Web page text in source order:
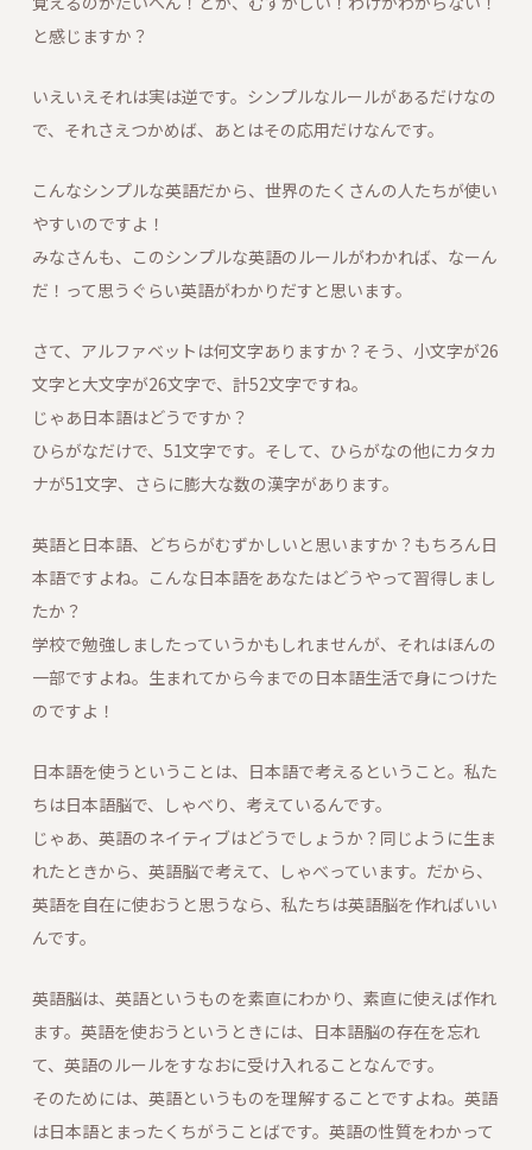
と感じますか？
いえいえそれは実は逆です。シンプルなルールがあるだけなの
で、それさえつかめば、あとはその応用だけなんです。
こんなシンプルな英語だから、世界のたくさんの人たちが使い
やすいのですよ！
みなさんも、このシンプルな英語のルールがわかれば、なーん
だ！って思うぐらい英語がわかりだすと思います。
さて、アルファベットは何文字ありますか？そう、小文字が26
文字と大文字が26文字で、計52文字ですね。
じゃあ日本語はどうですか？
ひらがなだけで、51文字です。そして、ひらがなの他にカタカ
ナが51文字、さらに膨大な数の漢字があります。
英語と日本語、どちらがむずかしいと思いますか？もちろん日
本語ですよね。こんな日本語をあなたはどうやって習得しまし
たか？
学校で勉強しましたっていうかもしれませんが、それはほんの
一部ですよね。生まれてから今までの日本語生活で身につけた
のですよ！
日本語を使うということは、日本語で考えるということ。私た
ちは日本語脳で、しゃべり、考えているんです。
じゃあ、英語のネイティブはどうでしょうか？同じように生ま
れたときから、英語脳で考えて、しゃべっています。だから、
英語を自在に使おうと思うなら、私たちは英語脳を作ればいい
んです。
英語脳は、英語というものを素直にわかり、素直に使えば作れ
ます。英語を使おうというときには、日本語脳の存在を忘れ
て、英語のルールをすなおに受け入れることなんです。
そのためには、英語というものを理解することですよね。英語
は日本語とまったくちがうことばです。英語の性質をわかって